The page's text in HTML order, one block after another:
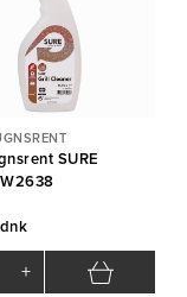
SURE
+